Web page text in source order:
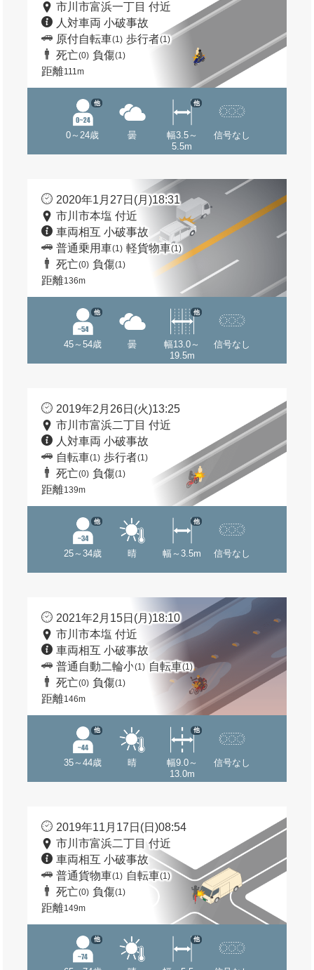
市川市富浜一丁目 付近
人対車両 小破事故
原付自転車(1) 歩行者(1)
死亡(0) 負傷(1)
距離111m
0～24歳
他
曇
幅3.5～
5.5m
他
信号なし
2020年1月27日(月)18:31
市川市本塩 付近
車両相互 小破事故
普通乗用車(1) 軽貨物車(1)
死亡(0) 負傷(1)
距離136m
45～54歳
他
曇
幅13.0～
19.5m
他
信号なし
2019年2月26日(火)13:25
市川市富浜二丁目 付近
人対車両 小破事故
自転車(1) 歩行者(1)
死亡(0) 負傷(1)
距離139m
25～34歳
他
晴 幅～3.5m
他
信号なし
2021年2月15日(月)18:10
市川市本塩 付近
車両相互 小破事故
普通自動二輪小(1) 自転車(1)
死亡(0) 負傷(1)
距離146m
35～44歳
他
晴
幅9.0～
13.0m
他
信号なし
2019年11月17日(日)08:54
市川市富浜二丁目 付近
車両相互 小破事故
普通貨物車(1) 自転車(1)
死亡(0) 負傷(1)
距離149m
他 他